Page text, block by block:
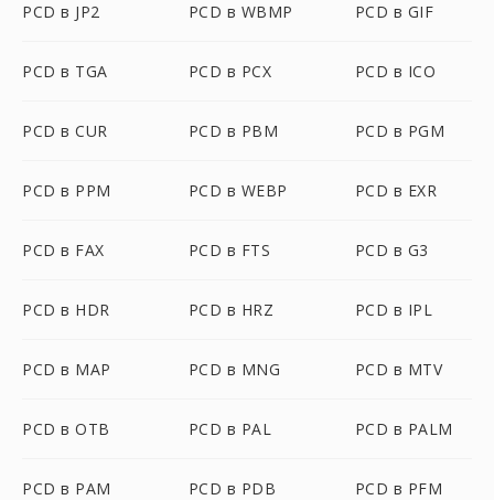
PCD в JP2 PCD в WBMP PCD в GIF
PCD в TGA PCD в PCX PCD в ICO
PCD в CUR PCD в PBM PCD в PGM
PCD в PPM PCD в WEBP PCD в EXR
PCD в FAX PCD в FTS PCD в G3
PCD в HDR PCD в HRZ PCD в IPL
PCD в MAP PCD в MNG PCD в MTV
PCD в OTB PCD в PAL PCD в PALM
PCD в PAM PCD в PDB PCD в PFM